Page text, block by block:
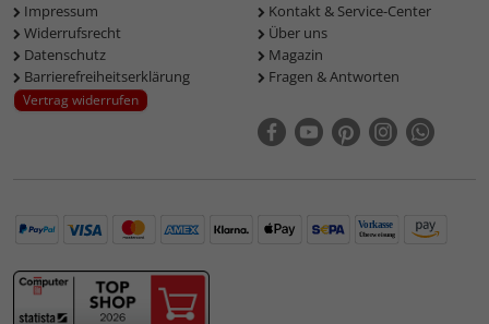
Impressum
Widerrufsrecht
Datenschutz
Barrierefreiheitserklärung
Vertrag widerrufen
Kontakt & Service-Center
Über uns
Magazin
Fragen & Antworten